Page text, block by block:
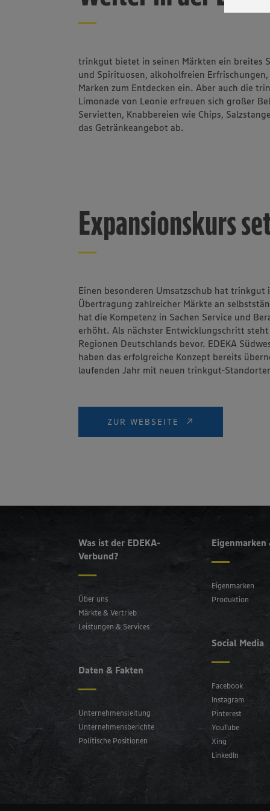
trinkgut bietet in seinen Märkten ein breites
und Spirituosen, alkoholfreien
Marken zum Entdecken ein. Aber auch die
Limonade von Leonie erfreuen sich großer
Servietten, Knabbereien wie Chips,
das Getränkeangebot ab.
Expansionskurs
Einen besonderen Umsatzschub hat trinkgut
Übertragung zahlreicher Märkte an
hat die Kompetenz in Sachen Service und
erhöht. Als nächster Entwicklungschritt
Regionen Deutschlands bevor. EDEKA
haben das erfolgreiche Konzept bereits
laufenden Jahr mit neuen trinkgut-
ZUR WEBSEITE
Was ist der EDEKA-
Verbund?
Über uns
Märkte & Vertrieb
Leistungen & Services
Daten & Fakten
Unternehmensleitung
Unternehmensberichte
Politische Positionen
Eigenmarken
Produktion
Social Media
Facebook
Instagram
Pinterest
YouTube
Xing
LinkedIn